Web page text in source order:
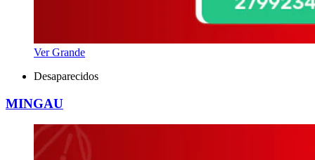
Ver Grande
Desaparecidos
MINGAU